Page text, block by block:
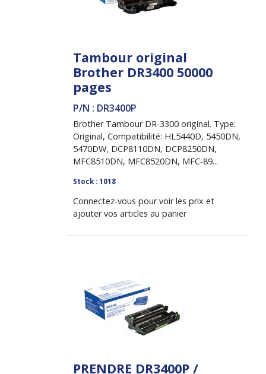
Tambour original
Brother DR3400 50000
pages
P/N : DR3400P
Brother Tambour DR-3300 original. Type:
Original, Compatibilité: HL5440D, 5450DN,
5470DW, DCP8110DN, DCP8250DN,
MFC8510DN, MFC8520DN, MFC-89...
Stock : 1018
Connectez-vous pour voir les prix et
ajouter vos articles au panier
PRENDRE DR3400P /